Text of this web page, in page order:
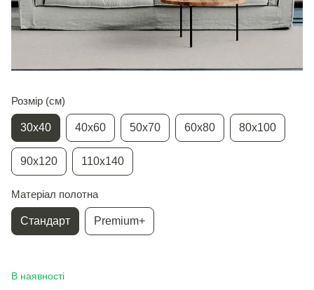
Розмір (см)
30х40 40х60 50х70 60х80 80х100
90х120 110х140
Матеріал полотна
Стандарт Premium+
В наявності